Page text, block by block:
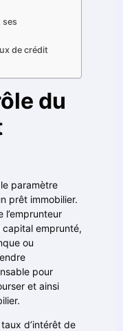
ses
de crédit
du
paramètre
prêt immobilier.
l’emprunteur
emprunté,
ou
pour
et ainsi
d’intérêt de